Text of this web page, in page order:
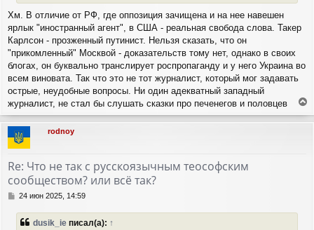
Хм. В отличие от РФ, где оппозиция зачищена и на нее навешен
ярлык "иностранный агент", в США - реальная свобода слова. Такер
Карлсон - прозженный путинист. Нельзя сказать, что он
"прикомленный" Москвой - доказательств тому нет, однако в своих
блогах, он буквально транслирует роспропаганду и у него Украина во
всем виновата. Так что это не тот журналист, который мог задавать
острые, неудобные вопросы. Ни один адекватный западный
журналист, не стал бы слушать сказки про печенегов и половцев
е
р
rodnoy
Re: Что не так с русскоязычным теософским
сообществом? или всё так?
С
о
24 июн 2025, 14:59
dusik_ie писал(а): ↑